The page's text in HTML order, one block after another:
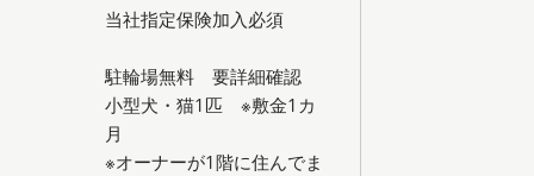
当社指定保険加入必須
駐輪場無料 要詳細確認
小型犬・猫1匹 ※敷金1カ
月
※オーナーが1階に住んでま